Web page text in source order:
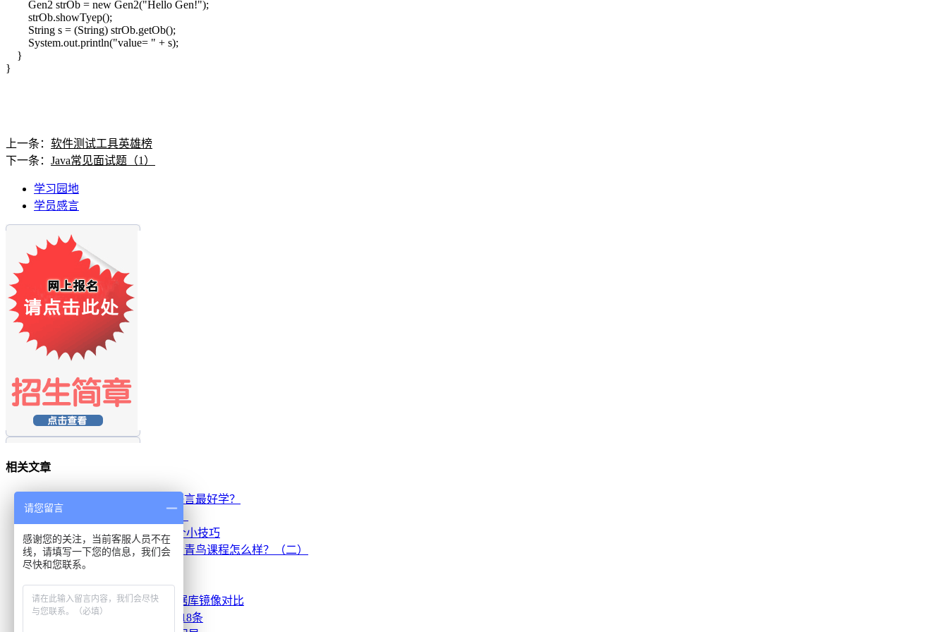
Gen2 strOb = new Gen2("Hello Gen!");
strOb.showTyep();
String s = (String) strOb.getOb();
System.out.println("value= " + s);
}
}
上一条： 软件测试工具英雄榜
下一条： Java常见面试题（1）
学习园地
学员感言
相关文章
北大青鸟Java、.NET：哪个语言最好学？
·如何在Win 7中开启梦幻桌面？
·安全设置微软IIS服务器的三个小技巧
北京北大青鸟校区解答：北大青鸟课程怎么样？（二）
·电脑为何通电后自动启动
·SQL Server使用介绍（一）
·Oracle数据库与SQL Server数据库镜像对比
·北大青鸟ACCP课程学习经验18条
请您留言
感谢您的关注，当前客服人员不在
线，请填写一下您的信息，我们会
尽快和您联系。